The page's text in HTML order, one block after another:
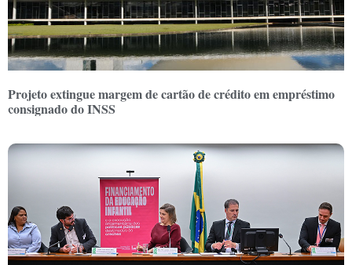
Projeto extingue margem de cartão de crédito em empréstimo
consignado do INSS